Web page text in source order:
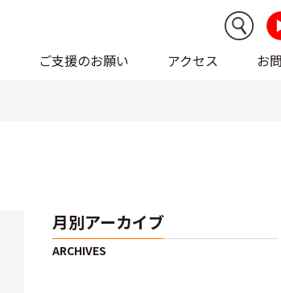
ご支援のお願い アクセス お
月別アーカイブ